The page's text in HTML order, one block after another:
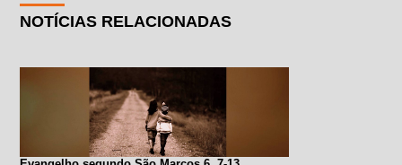
NOTÍCIAS RELACIONADAS